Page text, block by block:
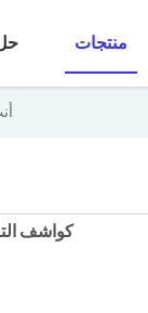
منتجات
كواشف